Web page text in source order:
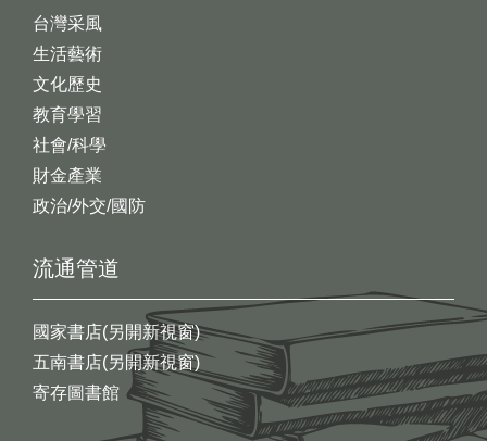
台灣采風
生活藝術
文化歷史
教育學習
社會/科學
財金產業
政治/外交/國防
流通管道
國家書店(另開新視窗)
五南書店(另開新視窗)
寄存圖書館